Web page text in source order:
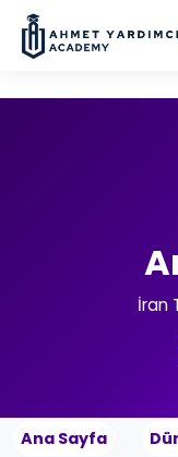
İran
Ana Sayfa